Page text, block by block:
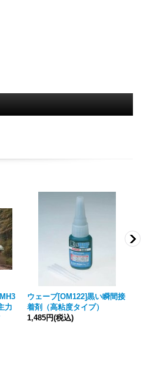
力
ウェーブ[OM122]黒い瞬間接
着剤（高粘度タイプ）
1,485円(税込)